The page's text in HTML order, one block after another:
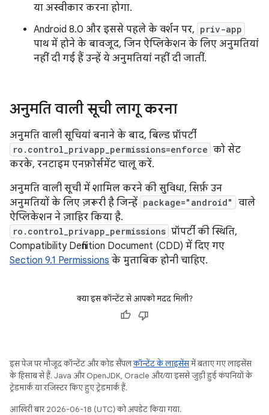
या अस्वीकार करना होगा.
Android 8.0 और इससे पहले के वर्शन पर, priv-app
पाथ में होने के बावजूद, जिन ऐप्लिकेशन के लिए अनुमतियां
नहीं दी गई हैं उन्हें ये अनुमतियां नहीं दी जातीं.
अनुमति वाली सूची लागू करना
अनुमति वाली सूचियां बनाने के बाद, बिल्ड प्रॉपर्टी
ro.control_privapp_permissions=enforce को सेट
करके, रनटाइम एनफ़ोर्समेंट चालू करें.
अनुमति वाली सूची में शामिल करने की सुविधा, सिर्फ़ उन
अनुमतियों के लिए ज़रूरी है जिन्हें package="android"
वाले
ऐप्लिकेशन ने ज़ाहिर किया है.
ro.control_privapp_permissions प्रॉपर्टी की स्थिति,
Compatibility Definition Document (CDD) में दिए गए
Section 9.1 Permissions के मुताबिक होनी चाहिए.
क्या इस कॉन्टेंट से आपको मदद मिली?
इस पेज पर मौजूद कॉन्टेंट और कोड सैंपलकॉन्टेंट के लाइसेंसमें बताए गए लाइसेंस
के हिसाब से हैं. Java और OpenJDK, Oracle और/या इससे जुड़ी हुई कंपनियों के
ट्रेडमार्क या रजिस्टर किए हुए ट्रेडमार्क हैं.
आखिरी बार 2026-06-18 (UTC) को अपडेट किया गया.